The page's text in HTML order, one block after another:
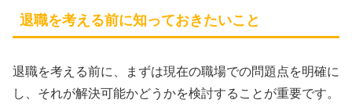
退職を考える前に知っておきたいこと
退職を考える前に、まずは現在の職場での問題点を明確に
し、それが解決可能かどうかを検討することが重要です。